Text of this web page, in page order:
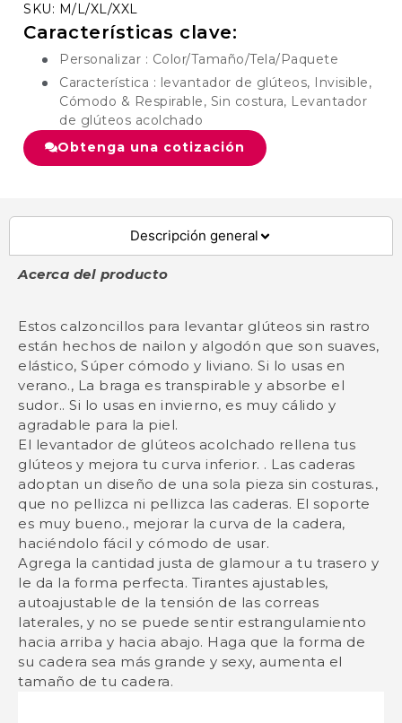
SKU: M/L/XL/XXL
Características clave:
Personalizar : Color/Tamaño/Tela/Paquete
Característica : levantador de glúteos, Invisible,
Cómodo & Respirable, Sin costura, Levantador
de glúteos acolchado
Obtenga una cotización
Descripción general
Acerca del producto
Estos calzoncillos para levantar glúteos sin rastro
están hechos de nailon y algodón que son suaves,
elástico, Súper cómodo y liviano. Si lo usas en
verano., La braga es transpirable y absorbe el
sudor.. Si lo usas en invierno, es muy cálido y
agradable para la piel.
El levantador de glúteos acolchado rellena tus
glúteos y mejora tu curva inferior. . Las caderas
adoptan un diseño de una sola pieza sin costuras.,
que no pellizca ni pellizca las caderas. El soporte
es muy bueno., mejorar la curva de la cadera,
haciéndolo fácil y cómodo de usar.
Agrega la cantidad justa de glamour a tu trasero y
le da la forma perfecta. Tirantes ajustables,
autoajustable de la tensión de las correas
laterales, y no se puede sentir estrangulamiento
hacia arriba y hacia abajo. Haga que la forma de
su cadera sea más grande y sexy, aumenta el
tamaño de tu cadera.